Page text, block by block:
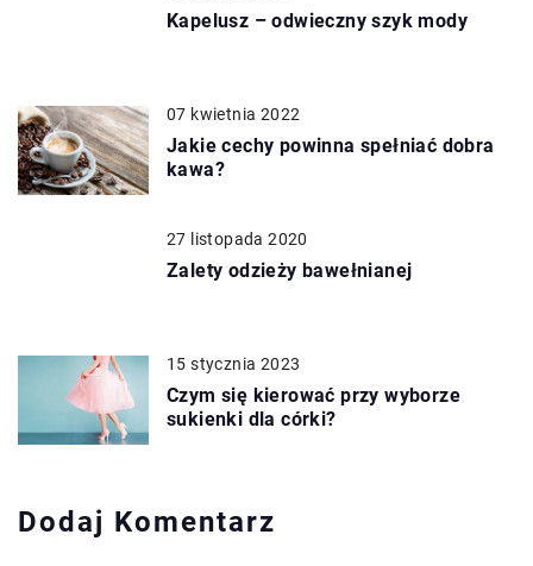
Kapelusz – odwieczny szyk mody
07 kwietnia 2022
Jakie cechy powinna spełniać dobra
kawa?
27 listopada 2020
Zalety odzieży bawełnianej
15 stycznia 2023
Czym się kierować przy wyborze
sukienki dla córki?
Dodaj Komentarz